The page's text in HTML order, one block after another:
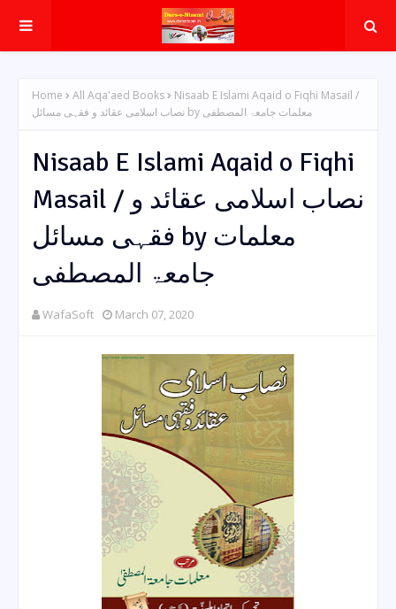
Home All Aqa'aed Books
Nisaab E Islami Aqaid o Fiqhi Masail /
نصاب اسلامی عقائد و فقہی مسائل by معلمات جامعۃ المصطفی
Nisaab E Islami Aqaid o Fiqhi
Masail / نصاب اسلامی عقائد و
فقہی مسائل by معلمات
جامعۃ المصطفی
WafaSoft March 07, 2020